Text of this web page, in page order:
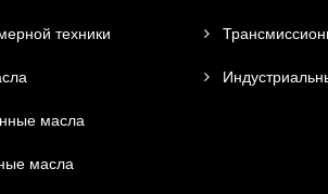
техники
масла
масла